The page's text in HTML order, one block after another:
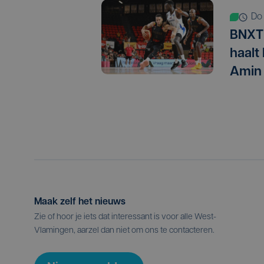
haalt
Amin
Maak zelf het nieuws
Zie of hoor je iets dat interessant is voor alle West-
Vlamingen, aarzel dan niet om ons te contacteren.